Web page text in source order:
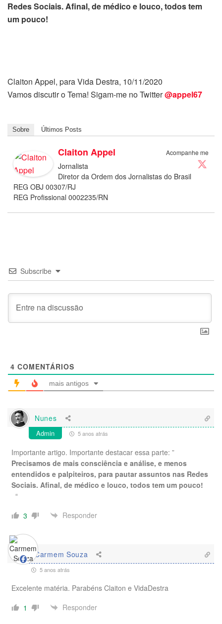
Redes Sociais. Afinal, de médico e louco, todos tem
um pouco!
Claiton Appel, para Vida Destra, 10/11/2020
Vamos discutir o Tema! Sigam-me no Twitter@appel67
Sobre Últimos Posts
Acompanhe me
Claiton Appel
Jornalista
Diretor da Ordem dos Jornalistas do Brasil
REG OBJ 00307/RJ
REG Profissional 0002235/RN
Subscribe
4 COMENTÁRIOS
mais antigos
Nunes
Admin 5 anos atrás
Importante artigo. Importante destacar essa parte: ”
Precisamos de mais consciência e análise, e menos
entendidos e palpiteiros, para pautar assuntos nas Redes
Sociais. Afinal, de médico e louco, todos tem um pouco!
“
3
Responder
Carmem Souza
5 anos atrás
Excelente matéria. Parabéns Claiton e VidaDestra
1
Responder